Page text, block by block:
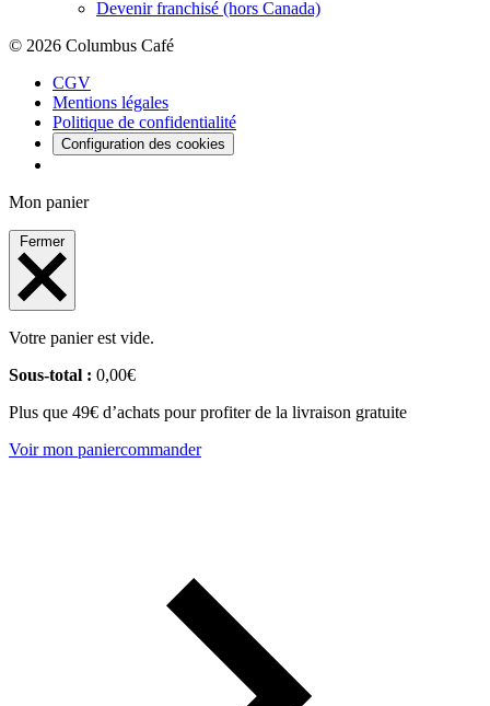
Devenir franchisé (hors Canada)
© 2026 Columbus Café
CGV
Mentions légales
Politique de confidentialité
Configuration des cookies
Mon panier
Fermer
Votre panier est vide.
Sous-total : 0,00€
Plus que 49€ d’achats pour profiter de la livraison gratuite
Voir mon paniercommander